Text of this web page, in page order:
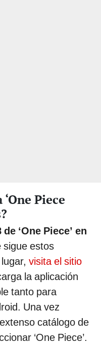
Piece
‘One Piece’ en
sigue estos
visita el sitio
la aplicación
tanto para
Una vez
catálogo de
‘One Piece’.